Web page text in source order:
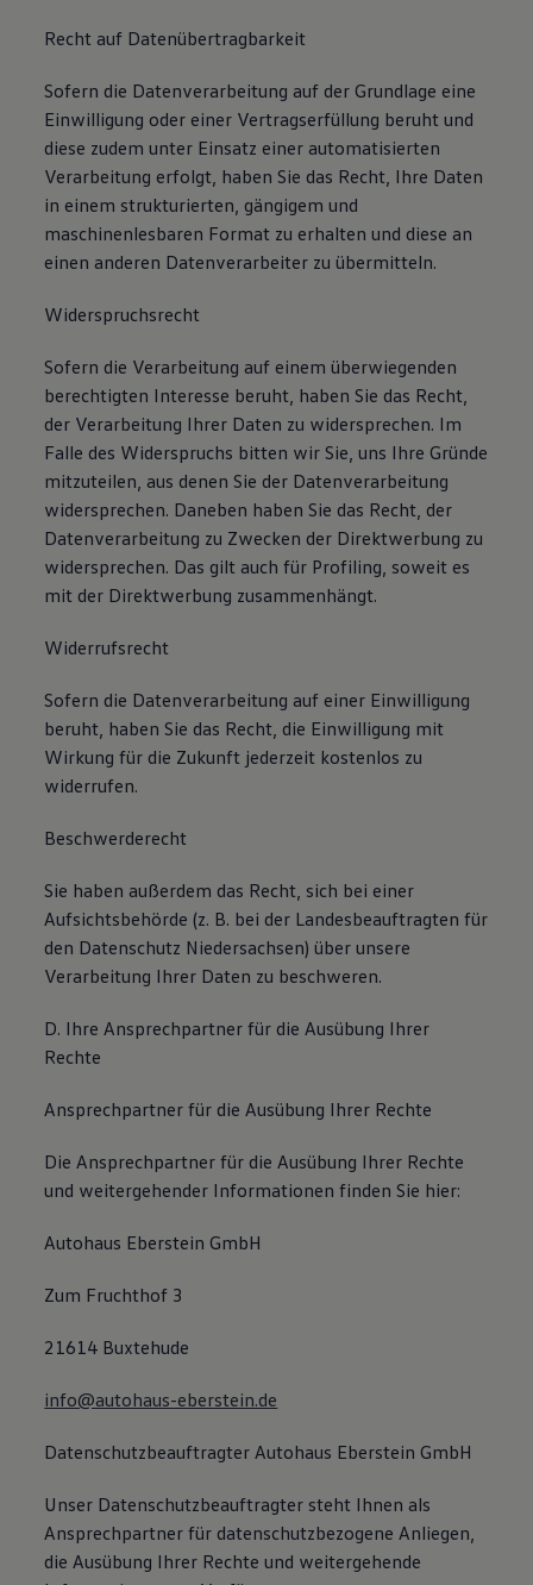
Recht auf Datenübertragbarkeit
Sofern die Datenverarbeitung auf der Grundlage eine
Einwilligung oder einer Vertragserfüllung beruht und
diese zudem unter Einsatz einer automatisierten
Verarbeitung erfolgt, haben Sie das Recht, Ihre Daten
in einem strukturierten, gängigem und
maschinenlesbaren Format zu erhalten und diese an
einen anderen Datenverarbeiter zu übermitteln.
Widerspruchsrecht
Sofern die Verarbeitung auf einem überwiegenden
berechtigten Interesse beruht, haben Sie das Recht,
der Verarbeitung Ihrer Daten zu widersprechen. Im
Falle des Widerspruchs bitten wir Sie, uns Ihre Gründe
mitzuteilen, aus denen Sie der Datenverarbeitung
widersprechen. Daneben haben Sie das Recht, der
Datenverarbeitung zu Zwecken der Direktwerbung zu
widersprechen. Das gilt auch für Profiling, soweit es
mit der Direktwerbung zusammenhängt.
Widerrufsrecht
Sofern die Datenverarbeitung auf einer Einwilligung
beruht, haben Sie das Recht, die Einwilligung mit
Wirkung für die Zukunft jederzeit kostenlos zu
widerrufen.
Beschwerderecht
Sie haben außerdem das Recht, sich bei einer
Aufsichtsbehörde (z. B. bei der Landesbeauftragten für
den Datenschutz Niedersachsen) über unsere
Verarbeitung Ihrer Daten zu beschweren.
D. Ihre Ansprechpartner für die Ausübung Ihrer
Rechte
Ansprechpartner für die Ausübung Ihrer Rechte
Die Ansprechpartner für die Ausübung Ihrer Rechte
und weitergehender Informationen finden Sie hier:
Autohaus Eberstein GmbH
Zum Fruchthof 3
21614 Buxtehude
info@autohaus-eberstein.de
Datenschutzbeauftragter Autohaus Eberstein GmbH
Unser Datenschutzbeauftragter steht Ihnen als
Ansprechpartner für datenschutzbezogene Anliegen,
die Ausübung Ihrer Rechte und weitergehende